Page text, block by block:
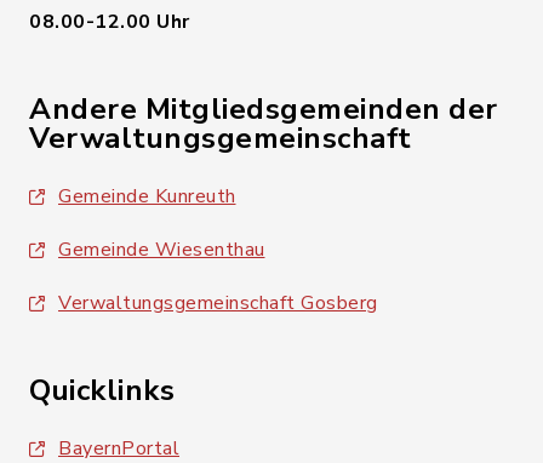
08.00-12.00 Uhr
Andere Mitgliedsgemeinden der
Verwaltungsgemeinschaft
Gemeinde Kunreuth
Gemeinde Wiesenthau
Verwaltungsgemeinschaft Gosberg
Quicklinks
BayernPortal